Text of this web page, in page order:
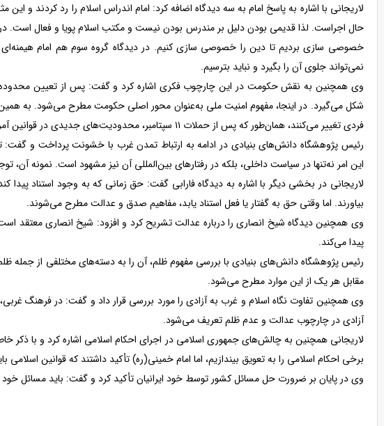
لاریجانی با اشاره به پاسخ امام به سه دیدگاه اضافه کرد: امام اندراس اسلام را رد کردند و
حال اجراست. لذا قدیمی بودن دلیل بر مندرس بودن نیست و مکتب اسلام پویا و فعال است.
خصوصی سازی بردیم تا دین را خصوصی سازی کنیم. در دیدگاه گروه سوم هم امام
نمی‌تواند جلوی آن را بگیرد و نباید بترسیم.
وی همچنین به نقش حکومت در این چارچوب فکری اشاره کرد و گفت: پس از تعیین
شکل می‌گیرد. در اینجا، مفهوم امنیت ملی به‌عنوان محور اصلی حکومت مطرح می‌شود. به همین
فردی تغییر می‌کنند، همان‌طور که پس از حملات ۱۱ سپتامبر، محدودیت‌های جدیدی در قوانین آمریکا و انگلیس وضع شد.
رئیس پژوهشگاه دانش‌های بنیادی در ادامه به ارتباط تمدن غرب با خشونت پرداخت و گفت:
این امر نه‌تنها در سیاست داخلی، بلکه در رفتارهای بین‌المللی آن نیز مشهود است. نمونه
لاریجانی در بخشی دیگر با اشاره به دیدگاه فارابی گفت: حق زمانی که به وجود استناد
بیاورند. اما وقتی حق به گفتار یا فعل استناد یابد، مفاهیم صدق و عدالت مطرح می‌شوند.
وی همچنین دیدگاه شیخ انصاری را درباره عدالت تشریح کرد و افزود: شیخ انصاری معتقد
پیدا می‌کند.
رئیس پژوهشگاه دانش‌های بنیادی با بررسی مفهوم ظلم، آن را به دسته‌های مختلفی از جمله
مقابل هر یک از این موارد مطرح می‌شود.
وی همچنین تفاوت نگاه اسلام و غرب به آزادی را مورد بررسی قرار داد و گفت: در فرهنگ غربی،
آزادی در چارچوب عدالت و عدم ظلم تعریف می‌شود.
لاریجانی همچنین به چالش‌های جمهوری اسلامی در اجرای احکام اسلامی اشاره کرد و با
برخی احکام اسلامی را به تعویق بیندازیم، اما امام خمینی(ره) تأکید داشتند که قوانین اسلامی
وی در پایان بر ضرورت حل مسائل کشور توسط خود ایرانیان تأکید کرد و گفت: باید مسائل